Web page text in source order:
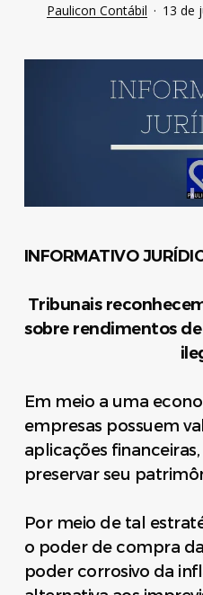
Paulicon Contábil 13 de
INFORMATIVO
Tribunais
sobre rendimentos
Em meio a uma
empresas possuem
aplicações
preservar seu
Por meio de tal
o poder de compra
poder corrosivo da